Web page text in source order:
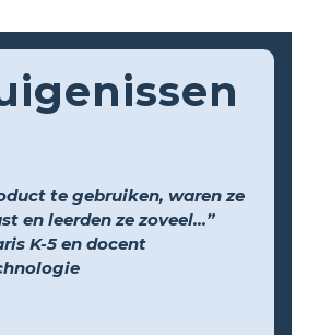
te gebruiken, waren ze
en leerden ze zoveel...”
K-5 en docent